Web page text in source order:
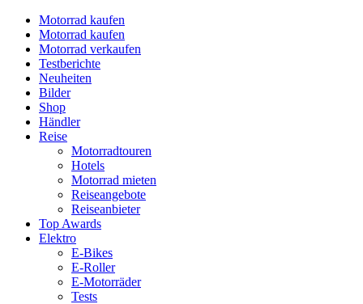
Motorrad kaufen
Motorrad kaufen
Motorrad verkaufen
Testberichte
Neuheiten
Bilder
Shop
Händler
Reise
Motorradtouren
Hotels
Motorrad mieten
Reiseangebote
Reiseanbieter
Top Awards
Elektro
E-Bikes
E-Roller
E-Motorräder
Tests